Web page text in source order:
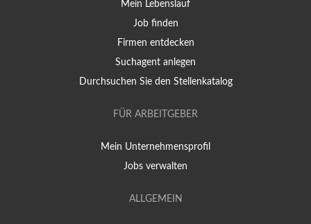
Mein Lebenslauf
Job finden
Firmen entdecken
Suchagent anlegen
Durchsuchen Sie den Stellenkatalog
FÜR ARBEITGEBER
Mein Unternehmensprofil
Jobs verwalten
ALLGEMEIN